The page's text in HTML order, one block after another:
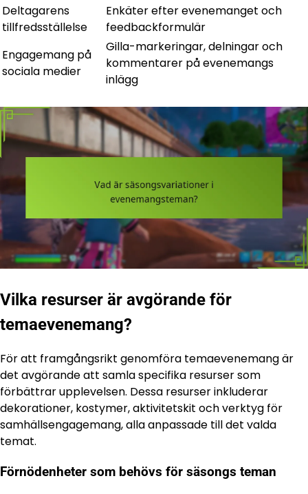
Deltagarens
tillfredsställelse
Enkäter efter evenemanget och
feedbackformulär
Engagemang på
sociala medier
Gilla-markeringar, delningar och
kommentarer på evenemangs
inlägg
Vilka resurser är avgörande för
temaevenemang?
För att framgångsrikt genomföra temaevenemang är
det avgörande att samla specifika resurser som
förbättrar upplevelsen. Dessa resurser inkluderar
dekorationer, kostymer, aktivitetskit och verktyg för
samhällsengagemang, alla anpassade till det valda
temat.
Förnödenheter som behövs för säsongs teman